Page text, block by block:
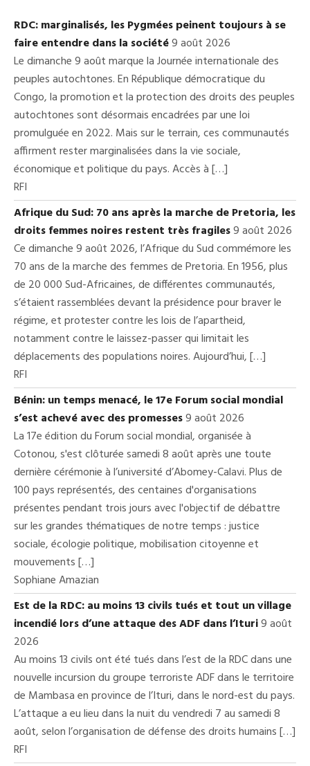
RDC: marginalisés, les Pygmées peinent toujours à se
faire entendre dans la société9 août 2026
Le dimanche 9 août marque la Journée internationale des
peuples autochtones. En République démocratique du
Congo, la promotion et la protection des droits des peuples
autochtones sont désormais encadrées par une loi
promulguée en 2022. Mais sur le terrain, ces communautés
affirment rester marginalisées dans la vie sociale,
économique et politique du pays. Accès à […]
RFI
Afrique du Sud: 70 ans après la marche de Pretoria, les
droits femmes noires restent très fragiles9 août 2026
Ce dimanche 9 août 2026, l’Afrique du Sud commémore les
70 ans de la marche des femmes de Pretoria. En 1956, plus
de 20 000 Sud-Africaines, de différentes communautés,
s’étaient rassemblées devant la présidence pour braver le
régime, et protester contre les lois de l’apartheid,
notamment contre le laissez-passer qui limitait les
déplacements des populations noires. Aujourd’hui, […]
RFI
Bénin: un temps menacé, le 17e Forum social mondial
s’est achevé avec des promesses9 août 2026
La 17e édition du Forum social mondial, organisée à
Cotonou, s'est clôturée samedi 8 août après une toute
dernière cérémonie à l’université d’Abomey-Calavi. Plus de
100 pays représentés, des centaines d'organisations
présentes pendant trois jours avec l'objectif de débattre
sur les grandes thématiques de notre temps : justice
sociale, écologie politique, mobilisation citoyenne et
mouvements […]
Sophiane Amazian
Est de la RDC: au moins 13 civils tués et tout un village
incendié lors d’une attaque des ADF dans l’Ituri9 août
2026
Au moins 13 civils ont été tués dans l’est de la RDC dans une
nouvelle incursion du groupe terroriste ADF dans le territoire
de Mambasa en province de l’Ituri, dans le nord-est du pays.
L’attaque a eu lieu dans la nuit du vendredi 7 au samedi 8
août, selon l’organisation de défense des droits humains […]
RFI